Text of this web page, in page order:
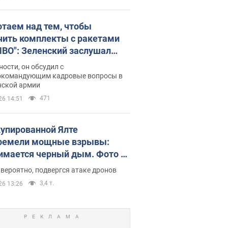
над тем, чтобы
комплекты с ракетами
Зеленский заслушал
Драпатого и объявил о
мерах
он обсудил с
кадровые вопросы в
армии
14:51 471
Ялте
мощные взрывы:
черный дым. Фото и
подвергся атаке дронов
13:26 3,4 т.